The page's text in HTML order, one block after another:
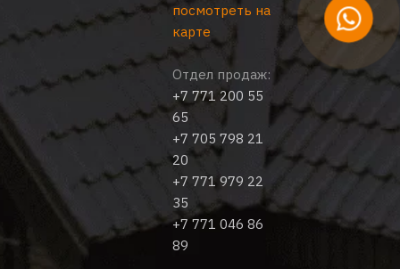
посмотреть на
карте
Отдел продаж:
+7 771 200 55
65
+7 705 798 21
20
+7 771 979 22
35
+7 771 046 86
89